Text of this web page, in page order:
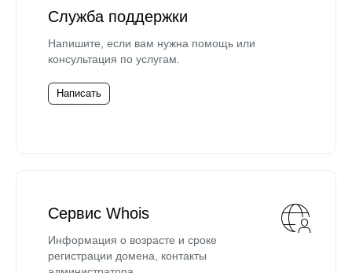
Служба поддержки
Напишите, если вам нужна помощь или
консультация по услугам.
Написать
Сервис Whois
Информация о возрасте и сроке
регистрации домена, контакты